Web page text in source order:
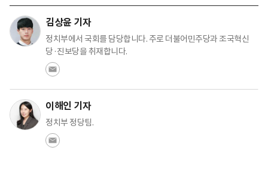
김상윤 기자
정치부에서 국회를 담당합니다. 주로 더불어민주당과 조국혁신
당·진보당을 취재합니다.
이해인 기자
정치부 정당팀.